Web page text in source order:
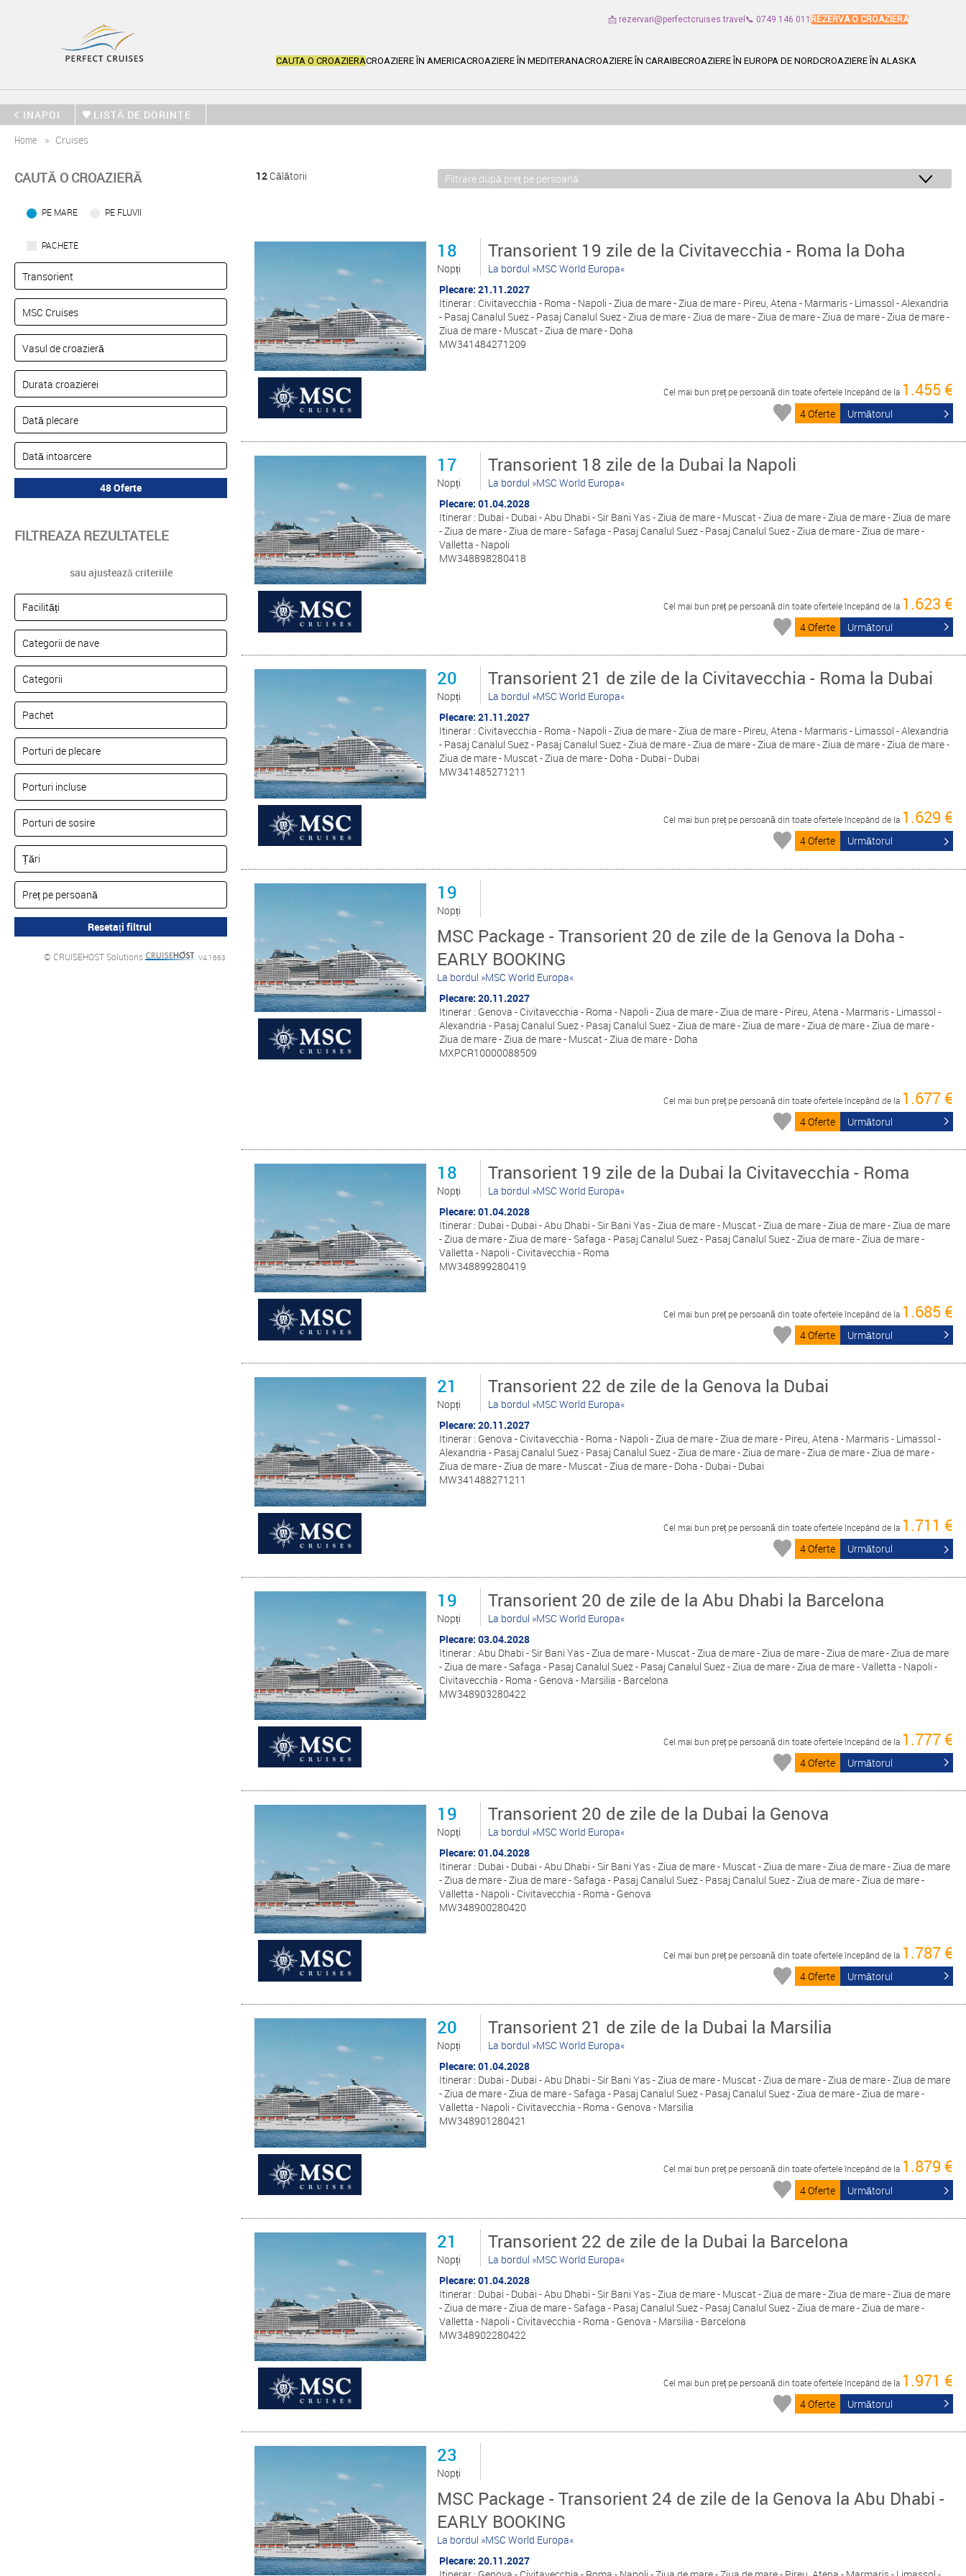
📩 rezervari@perfectcruises.travel 📞 0749 146 011 REZERVA O CROAZIERA
CAUTA O CROAZIERACROAZIERE ÎN AMERICACROAZIERE ÎN MEDITERANACROAZIERE ÎN CARAIBECROAZIERE ÎN EUROPA DE NORDCROAZIERE ÎN ALASKA
INAPOI
LISTĂ DE DORINȚE
Home
Cruises
CAUTĂ O CROAZIERĂ
PE MARE PE FLUVII
PACHETE
FILTREAZA REZULTATELE
sau ajustează criteriile
© CRUISEHOST Solutions V4.1663
12 Călătorii
18
Nopți
Transorient 19 zile de la Civitavecchia - Roma la Doha
La bordul »MSC World Europa«
Plecare: 21.11.2027
Itinerar : Civitavecchia - Roma - Napoli - Ziua de mare - Ziua de mare - Pireu, Atena - Marmaris - Limassol - Alexandria
- Pasaj Canalul Suez - Pasaj Canalul Suez - Ziua de mare - Ziua de mare - Ziua de mare - Ziua de mare - Ziua de mare -
Ziua de mare - Muscat - Ziua de mare - Doha
MW341484271209
Cel mai bun preț pe persoană din toate ofertele începând de la 1.455 €
4 Oferte Următorul
17
Nopți
Transorient 18 zile de la Dubai la Napoli
La bordul »MSC World Europa«
Plecare: 01.04.2028
Itinerar : Dubai - Dubai - Abu Dhabi - Sir Bani Yas - Ziua de mare - Muscat - Ziua de mare - Ziua de mare - Ziua de mare
- Ziua de mare - Ziua de mare - Safaga - Pasaj Canalul Suez - Pasaj Canalul Suez - Ziua de mare - Ziua de mare -
Valletta - Napoli
MW348898280418
Cel mai bun preț pe persoană din toate ofertele începând de la 1.623 €
4 Oferte Următorul
20
Nopți
Transorient 21 de zile de la Civitavecchia - Roma la Dubai
La bordul »MSC World Europa«
Plecare: 21.11.2027
Itinerar : Civitavecchia - Roma - Napoli - Ziua de mare - Ziua de mare - Pireu, Atena - Marmaris - Limassol - Alexandria
- Pasaj Canalul Suez - Pasaj Canalul Suez - Ziua de mare - Ziua de mare - Ziua de mare - Ziua de mare - Ziua de mare -
Ziua de mare - Muscat - Ziua de mare - Doha - Dubai - Dubai
MW341485271211
Cel mai bun preț pe persoană din toate ofertele începând de la 1.629 €
4 Oferte Următorul
19
Nopți
MSC Package - Transorient 20 de zile de la Genova la Doha -
EARLY BOOKING
La bordul »MSC World Europa«
Plecare: 20.11.2027
Itinerar : Genova - Civitavecchia - Roma - Napoli - Ziua de mare - Ziua de mare - Pireu, Atena - Marmaris - Limassol -
Alexandria - Pasaj Canalul Suez - Pasaj Canalul Suez - Ziua de mare - Ziua de mare - Ziua de mare - Ziua de mare -
Ziua de mare - Ziua de mare - Muscat - Ziua de mare - Doha
MXPCR10000088509
Cel mai bun preț pe persoană din toate ofertele începând de la 1.677 €
4 Oferte Următorul
18
Nopți
Transorient 19 zile de la Dubai la Civitavecchia - Roma
La bordul »MSC World Europa«
Plecare: 01.04.2028
Itinerar : Dubai - Dubai - Abu Dhabi - Sir Bani Yas - Ziua de mare - Muscat - Ziua de mare - Ziua de mare - Ziua de mare
- Ziua de mare - Ziua de mare - Safaga - Pasaj Canalul Suez - Pasaj Canalul Suez - Ziua de mare - Ziua de mare -
Valletta - Napoli - Civitavecchia - Roma
MW348899280419
Cel mai bun preț pe persoană din toate ofertele începând de la 1.685 €
4 Oferte Următorul
21
Nopți
Transorient 22 de zile de la Genova la Dubai
La bordul »MSC World Europa«
Plecare: 20.11.2027
Itinerar : Genova - Civitavecchia - Roma - Napoli - Ziua de mare - Ziua de mare - Pireu, Atena - Marmaris - Limassol -
Alexandria - Pasaj Canalul Suez - Pasaj Canalul Suez - Ziua de mare - Ziua de mare - Ziua de mare - Ziua de mare -
Ziua de mare - Ziua de mare - Muscat - Ziua de mare - Doha - Dubai - Dubai
MW341488271211
Cel mai bun preț pe persoană din toate ofertele începând de la 1.711 €
4 Oferte Următorul
19
Nopți
Transorient 20 de zile de la Abu Dhabi la Barcelona
La bordul »MSC World Europa«
Plecare: 03.04.2028
Itinerar : Abu Dhabi - Sir Bani Yas - Ziua de mare - Muscat - Ziua de mare - Ziua de mare - Ziua de mare - Ziua de mare
- Ziua de mare - Safaga - Pasaj Canalul Suez - Pasaj Canalul Suez - Ziua de mare - Ziua de mare - Valletta - Napoli -
Civitavecchia - Roma - Genova - Marsilia - Barcelona
MW348903280422
Cel mai bun preț pe persoană din toate ofertele începând de la 1.777 €
4 Oferte Următorul
19
Nopți
Transorient 20 de zile de la Dubai la Genova
La bordul »MSC World Europa«
Plecare: 01.04.2028
Itinerar : Dubai - Dubai - Abu Dhabi - Sir Bani Yas - Ziua de mare - Muscat - Ziua de mare - Ziua de mare - Ziua de mare
- Ziua de mare - Ziua de mare - Safaga - Pasaj Canalul Suez - Pasaj Canalul Suez - Ziua de mare - Ziua de mare -
Valletta - Napoli - Civitavecchia - Roma - Genova
MW348900280420
Cel mai bun preț pe persoană din toate ofertele începând de la 1.787 €
4 Oferte Următorul
20
Nopți
Transorient 21 de zile de la Dubai la Marsilia
La bordul »MSC World Europa«
Plecare: 01.04.2028
Itinerar : Dubai - Dubai - Abu Dhabi - Sir Bani Yas - Ziua de mare - Muscat - Ziua de mare - Ziua de mare - Ziua de mare
- Ziua de mare - Ziua de mare - Safaga - Pasaj Canalul Suez - Pasaj Canalul Suez - Ziua de mare - Ziua de mare -
Valletta - Napoli - Civitavecchia - Roma - Genova - Marsilia
MW348901280421
Cel mai bun preț pe persoană din toate ofertele începând de la 1.879 €
4 Oferte Următorul
21
Nopți
Transorient 22 de zile de la Dubai la Barcelona
La bordul »MSC World Europa«
Plecare: 01.04.2028
Itinerar : Dubai - Dubai - Abu Dhabi - Sir Bani Yas - Ziua de mare - Muscat - Ziua de mare - Ziua de mare - Ziua de mare
- Ziua de mare - Ziua de mare - Safaga - Pasaj Canalul Suez - Pasaj Canalul Suez - Ziua de mare - Ziua de mare -
Valletta - Napoli - Civitavecchia - Roma - Genova - Marsilia - Barcelona
MW348902280422
Cel mai bun preț pe persoană din toate ofertele începând de la 1.971 €
4 Oferte Următorul
23
Nopți
MSC Package - Transorient 24 de zile de la Genova la Abu Dhabi -
EARLY BOOKING
La bordul »MSC World Europa«
Plecare: 20.11.2027